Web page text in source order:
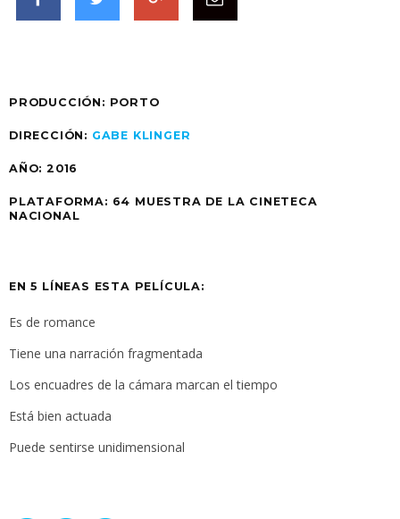
PRODUCCIÓN: PORTO
DIRECCIÓN: GABE KLINGER
AÑO: 2016
PLATAFORMA: 64 MUESTRA DE LA CINETECA
NACIONAL
EN 5 LÍNEAS ESTA PELÍCULA:
Es de romance
Tiene una narración fragmentada
Los encuadres de la cámara marcan el tiempo
Está bien actuada
Puede sentirse unidimensional